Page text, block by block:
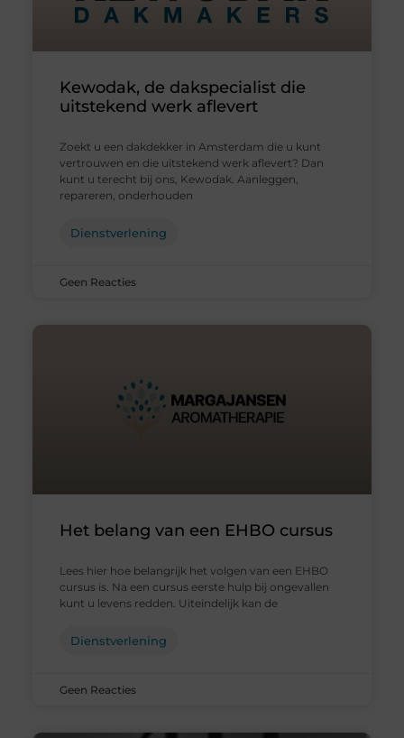
Kewodak, de dakspecialist die
uitstekend werk aflevert
Zoekt u een dakdekker in Amsterdam die u kunt
vertrouwen en die uitstekend werk aflevert? Dan
kunt u terecht bij ons, Kewodak. Aanleggen,
repareren, onderhouden
Dienstverlening
Geen Reacties
Het belang van een EHBO cursus
Lees hier hoe belangrijk het volgen van een EHBO
cursus is. Na een cursus eerste hulp bij ongevallen
kunt u levens redden. Uiteindelijk kan de
Dienstverlening
Geen Reacties